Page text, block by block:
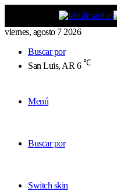
viernes, agosto 7 2026
Buscar por
San Luis, AR 6 ℃
Menú
Buscar por
Switch skin